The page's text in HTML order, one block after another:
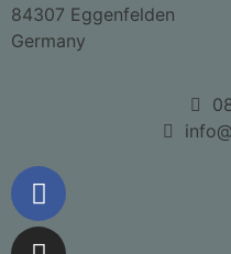
84307 Eggenfelden
Germany
Spaltung II